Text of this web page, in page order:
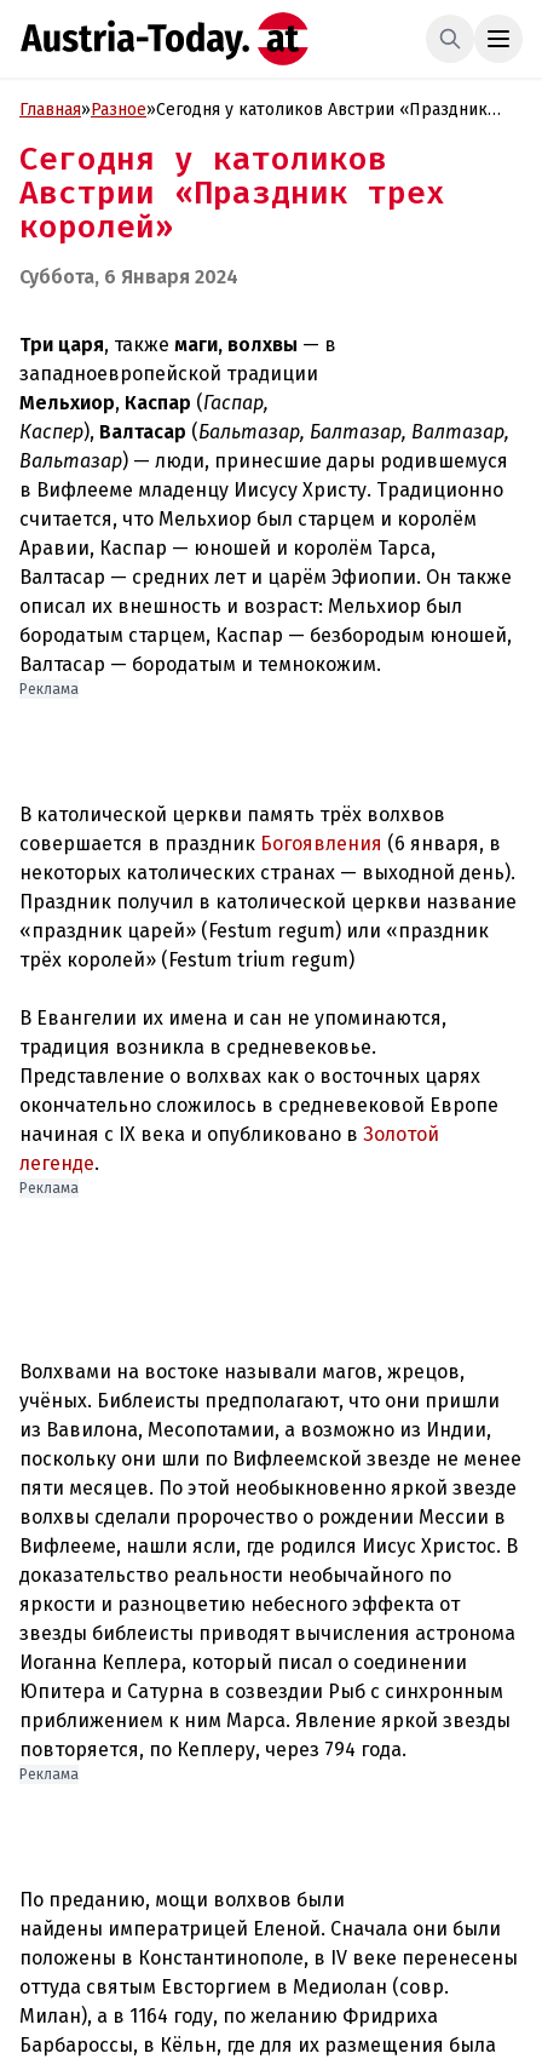
Главная»Разное»Сегодня у католиков Австрии «Праздник
Сегодня у католиков
Австрии «Праздник трех
королей»
Суббота, 6 Января 2024
Три царя, также маги, волхвы — в
западноевропейской традиции
Мельхиор, Каспар (Гаспар,
Каспер), Валтасар (Бальтазар, Балтазар, Валтазар,
Вальтазар) — люди, принесшие дары родившемуся
в Вифлееме младенцу Иисусу Христу. Традиционно
считается, что Мельхиор был старцем и королём
Аравии, Каспар — юношей и королём Тарса,
Валтасар — средних лет и царём Эфиопии. Он также
описал их внешность и возраст: Мельхиор был
бородатым старцем, Каспар — безбородым юношей,
Реклама
В католической церкви память трёх волхвов
совершается в праздник Богоявления (6 января, в
некоторых католических странах — выходной день).
Праздник получил в католической церкви название
«праздник царей» (Festum regum) или «праздник
трёх королей» (Festum trium regum)
В Евангелии их имена и сан не упоминаются,
традиция возникла в средневековье.
Представление о волхвах как о восточных царях
окончательно сложилось в средневековой Европе
начиная с IX века и опубликовано в Золотой
легенде
Реклама
Волхвами на востоке называли магов, жрецов,
учёных. Библеисты предполагают, что они пришли
из Вавилона, Месопотамии, а возможно из Индии,
поскольку они шли по Вифлеемской звезде не менее
пяти месяцев. По этой необыкновенно яркой звезде
волхвы сделали пророчество о рождении Мессии в
Вифлееме, нашли ясли, где родился Иисус Христос. В
доказательство реальности необычайного по
яркости и разноцветию небесного эффекта от
звезды библеисты приводят вычисления астронома
Иоганна Кеплера, который писал о соединении
Юпитера и Сатурна в созвездии Рыб с синхронным
приближением к ним Марса. Явление яркой звезды
Реклама
По преданию, мощи волхвов были
найдены императрицей Еленой. Сначала они были
положены в Константинополе, в IV веке перенесены
оттуда святым Евсторгием в Медиолан (совр.
Милан), а в 1164 году, по желанию Фридриха
Барбароссы, в Кёльн, где для их размещения была